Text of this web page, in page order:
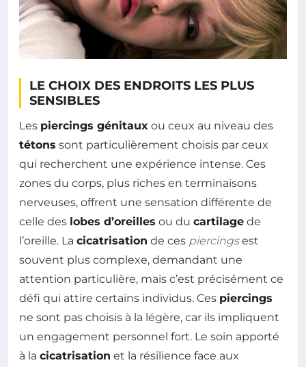
LE CHOIX DES ENDROITS LES PLUS
SENSIBLES
Les piercings génitaux ou ceux au niveau des
tétons sont particulièrement choisis par ceux
qui recherchent une expérience intense. Ces
zones du corps, plus riches en terminaisons
nerveuses, offrent une sensation différente de
celle des lobes d’oreilles ou du cartilage de
l’oreille. La cicatrisation de ces piercingsest
souvent plus complexe, demandant une
attention particulière, mais c’est précisément ce
défi qui attire certains individus. Ces piercings
ne sont pas choisis à la légère, car ils impliquent
un engagement personnel fort. Le soin apporté
à la cicatrisation et la résilience face aux